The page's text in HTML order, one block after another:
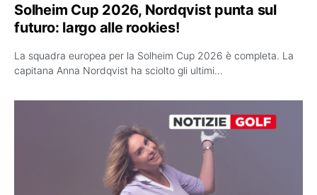
Solheim Cup 2026, Nordqvist punta sul
futuro: largo alle rookies!
La squadra europea per la Solheim Cup 2026 è completa. La
capitana Anna Nordqvist ha sciolto gli ultimi…